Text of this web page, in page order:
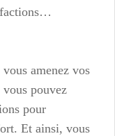
amenez vos
pouvez
pour
Et ainsi, vous